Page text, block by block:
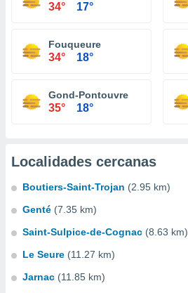
34° 17°
Fouqueure
34° 18°
Gond-Pontouvre
35° 18°
Localidades cercanas
Boutiers-Saint-Trojan (2.95 km)
Genté (7.35 km)
Saint-Sulpice-de-Cognac (8.63 km)
Le Seure (11.27 km)
Jarnac (11.85 km)